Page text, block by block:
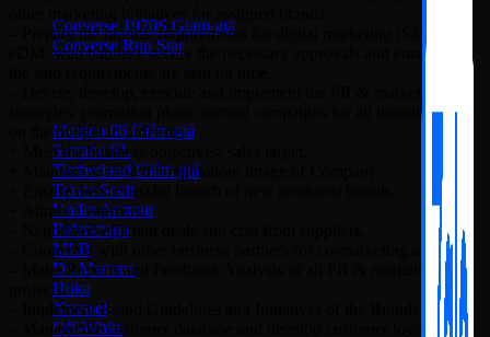
Converse 1970S
Converse Run Star
Mexico 66
Serrano SL
Timberland
Travis Scott
Under Armour
Balenciaga
MLB
Dr. Martens
Hoka
Xvessel
Off-White
– Prepare the brands’ requirements for digital marketing (SMS,
eDM, web banner), secure the necessary approvals and ensure that
strategies/ promotion plans/ tactical campaigns for all brands basing
on the budget in order to:
+ Meet the business objectives/ sales target.
+ Maintain & raise the reputation/ image of Company.
+ Ensure the successful launch of new products/ brands.
+ Attract customers.
– Negotiated efficient deals and cost from suppliers.
– Cooperate with other business partners for co-marketing activities.
– Make Reports and Feedback Analysis of all PR & marketing
projects.
– Implement Brand Guidelines and Initiatives of the Brands.
– Manage the customer database and develop customer loyalty